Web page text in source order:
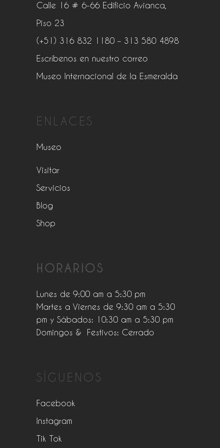
Calle 16 # 6-66 Edificio Avianca,
Piso 23
(+51) 316 832 1180 – 313 580 4898
Escríbenos en nuestro correo
Museo Internacional de la Esmeralda
ENLACES
Museo
Visitar
Servicios
Blog
Shop
HORARIOS
Lunes de 9:00 am a 5:30 pm
Martes a Viernes de 9:30 am a 5:30
pm y Sábados: 10:30 am a 5:30 pm
Domingos & Festivos: Cerrado
SÍGUENOS
Facebook
Instagram
Tik Tok